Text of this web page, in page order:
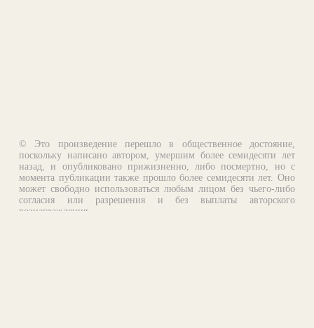
© Это произведение перешло в общественное достояние,
поскольку написано автором, умершим более семидесяти лет
назад, и опубликовано прижизненно, либо посмертно, но с
момента публикации также прошло более семидесяти лет. Оно
может свободно использоваться любым лицом без чьего-либо
согласия или разрешения и без выплаты авторского
вознаграждения.